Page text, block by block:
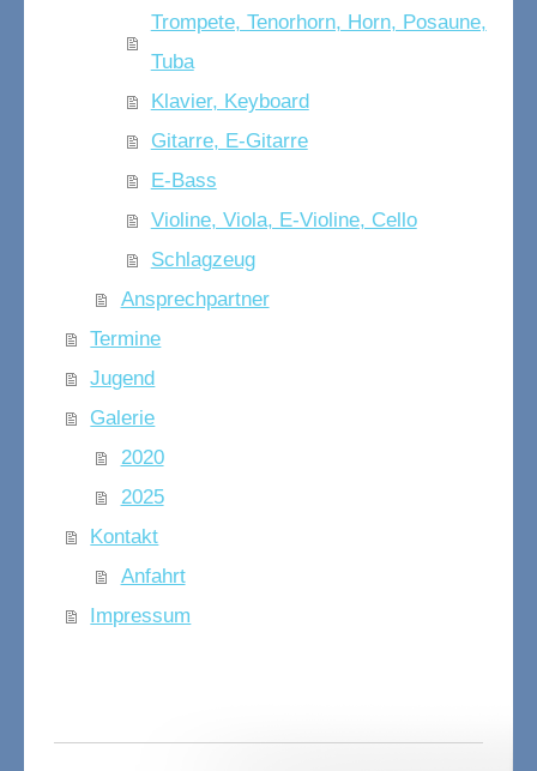
Trompete, Tenorhorn, Horn, Posaune,
Tuba
Klavier, Keyboard
Gitarre, E-Gitarre
E-Bass
Violine, Viola, E-Violine, Cello
Schlagzeug
Ansprechpartner
Termine
Jugend
Galerie
2020
2025
Kontakt
Anfahrt
Impressum